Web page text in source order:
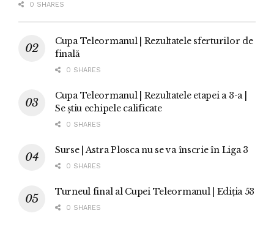
0 SHARES
Cupa Teleormanul | Rezultatele sferturilor de
finală
0 SHARES
Cupa Teleormanul | Rezultatele etapei a 3-a |
Se știu echipele calificate
0 SHARES
Surse | Astra Plosca nu se va înscrie în Liga 3
0 SHARES
Turneul final al Cupei Teleormanul | Ediția 53
0 SHARES